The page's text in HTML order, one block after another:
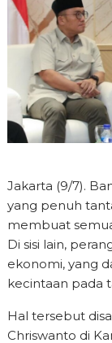
Jakarta (9/7).
yang penuh
membuat
Di sisi lain,
ekonomi, yang
kecintaan pada
Hal tersebut
Chriswanto di